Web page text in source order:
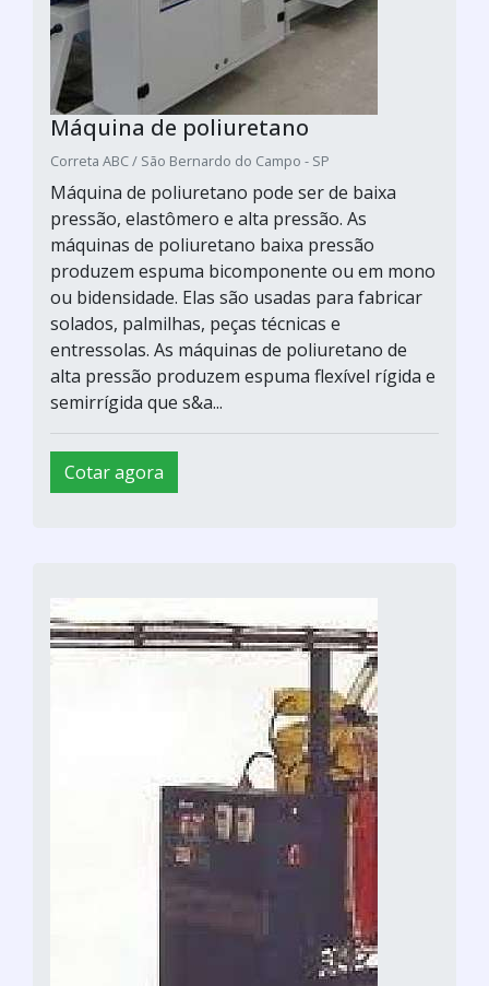
Máquina de poliuretano
Correta ABC / São Bernardo do Campo - SP
Máquina de poliuretano pode ser de baixa
pressão, elastômero e alta pressão. As
máquinas de poliuretano baixa pressão
produzem espuma bicomponente ou em mono
ou bidensidade. Elas são usadas para fabricar
solados, palmilhas, peças técnicas e
entressolas. As máquinas de poliuretano de
alta pressão produzem espuma flexível rígida e
semirrígida que s&a...
Cotar agora